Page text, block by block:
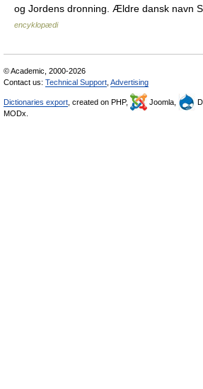
og Jordens dronning. Ældre dansk navn
encyklopædi
© Academic, 2000-2026
Contact us: Technical Support Advertising
Dictionaries export , created on PHP, Joomla,
MODx.